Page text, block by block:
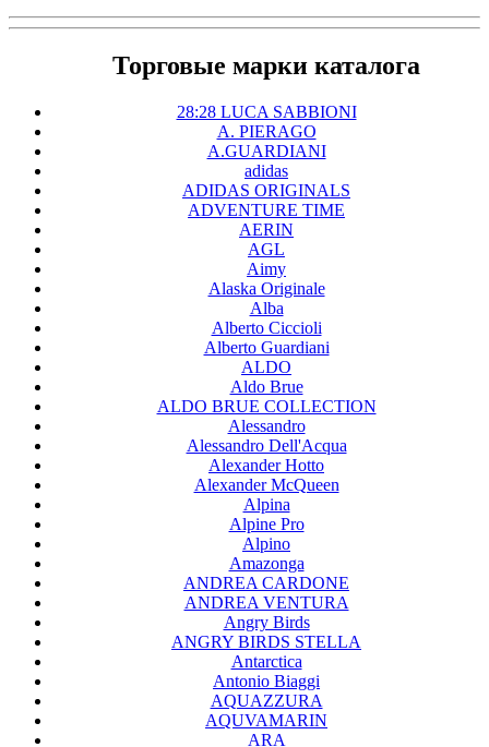
Торговые марки каталога
28:28 LUCA SABBIONI
A. PIERAGO
A.GUARDIANI
adidas
ADIDAS ORIGINALS
ADVENTURE TIME
AERIN
AGL
Aimy
Alaska Originale
Alba
Alberto Ciccioli
Alberto Guardiani
ALDO
Aldo Brue
ALDO BRUE COLLECTION
Alessandro
Alessandro Dell'Acqua
Alexander Hotto
Alexander McQueen
Alpina
Alpine Pro
Alpino
Amazonga
ANDREA CARDONE
ANDREA VENTURA
Angry Birds
ANGRY BIRDS STELLA
Antarctica
Antonio Biaggi
AQUAZZURA
AQUVAMARIN
ARA